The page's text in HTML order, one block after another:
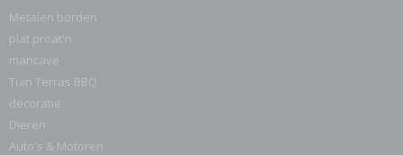
Metalen borden
plat proat'n
mancave
Tuin Terras BBQ
decoratie
Dieren
Auto's & Motoren